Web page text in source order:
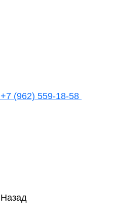
+7 (962) 559-18-58
Назад